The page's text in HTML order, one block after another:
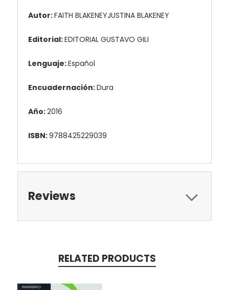
Autor:FAITH BLAKENEYJUSTINA BLAKENEY
Editorial:EDITORIAL GUSTAVO GILI
Lenguaje:Español
Encuadernación:Dura
Año:2016
ISBN:9788425229039
Reviews
RELATED PRODUCTS